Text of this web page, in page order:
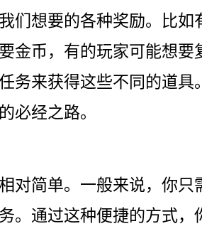
们想要的各种奖励。比如
金币，有的玩家可能想要
务来获得这些不同的道具
必经之路。
对简单。一般来说，你只
。通过这种便捷的方式，